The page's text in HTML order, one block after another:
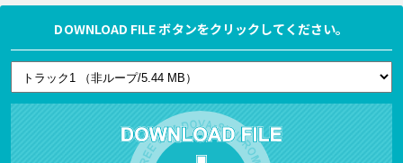
DOWNLOAD FILE ボタンをクリックしてください。